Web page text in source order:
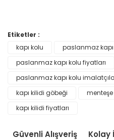
Etiketler :
kapı kolu
paslanmaz
paslanmaz kapı kolu fiyatları
paslanmaz kapı kolu
kapı kilidi göbeği
menteşe
kapı kilidi fiyatları
Güvenli Alışveriş Kolay